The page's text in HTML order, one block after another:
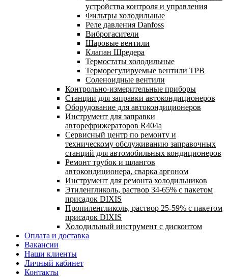
устройства контроля и управления
Фильтры холодильные
Реле давления Danfoss
Виброгасители
Шаровые вентили
Клапан Шредера
Термостаты холодильные
Терморегулируемые вентили ТРВ
Соленоидные вентили
Контрольно-измерительные приборы
Станции для заправки автокондиционеров
Оборудование для автокондиционеров
Инструмент для заправки
авторефрижераторов R404a
Сервисный центр по ремонту и
техническому обслуживанию заправочных
станций для автомобильных кондиционеров
Ремонт трубок и шлангов
автокондиционера, сварка аргоном
Инструмент для ремонта холодильников
Этиленгликоль, раствор 34-65% с пакетом
присадок DIXIS
Пропиленгликоль, раствор 25-59% с пакетом
присадок DIXIS
Холодильный инструмент с дисконтом
Оплата и доставка
Вакансии
Наши клиенты
Личный кабинет
Контакты